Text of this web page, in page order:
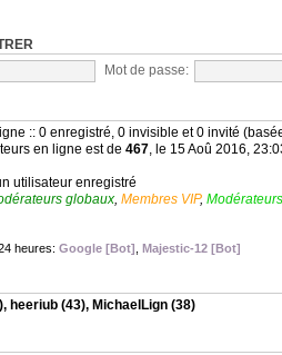
Mot de passe:
:: 0 enregistré, 0 invisible et 0 invité
en ligne est de 467, le 15 Aoû 2016,
utilisateur enregistré
globaux, Membres VIP,
heures: Google [Bot] Majestic-12 [Bot]
heeriub(43), MichaelLign(38)